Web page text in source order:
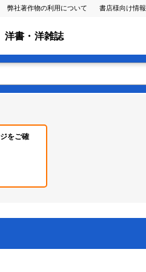
弊社著作物の利用について 書店様向け情報
洋書・洋雑誌
をご確